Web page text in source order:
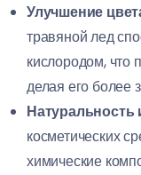
Улучшение
травяной лед
кислородом, что
делая его
Натуральность
косметических
химические